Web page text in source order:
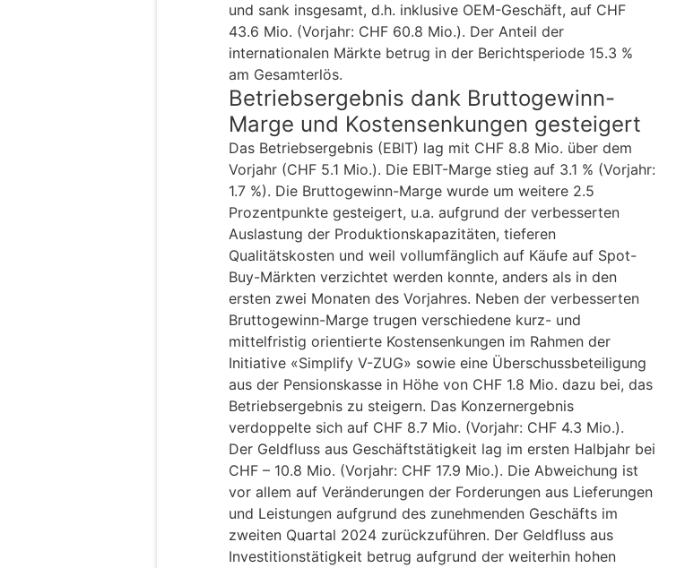
und sank insgesamt, d.h. inklusive OEM-Geschäft, auf CHF
43.6 Mio. (Vorjahr: CHF 60.8 Mio.). Der Anteil der
internationalen Märkte betrug in der Berichts­periode 15.3 %
am Gesamterlös.
Betriebsergebnis dank Bruttogewinn-
Marge und Kostensenkungen gesteigert
Das Betriebsergebnis (EBIT) lag mit CHF 8.8 Mio. über dem
Vorjahr (CHF 5.1 Mio.). Die EBIT-Marge stieg auf 3.1 % (Vorjahr:
1.7 %). Die Bruttogewinn-Marge wurde um weitere 2.5
Prozentpunkte gesteigert, u.a. aufgrund der verbesserten
Auslastung der Produktionskapazitäten, tieferen
Qualitätskosten und weil vollumfänglich auf Käufe auf Spot-
Buy-Märkten verzichtet werden konnte, anders als in den
ersten zwei Monaten des Vorjahres. Neben der verbesserten
Bruttogewinn-Marge trugen verschiedene kurz- und
mittelfristig orientierte Kostensenkungen im Rahmen der
Initiative «Simplify V-ZUG» sowie eine Überschussbeteiligung
aus der Pensionskasse in Höhe von CHF 1.8 Mio. dazu bei, das
Betriebsergebnis zu steigern. Das Konzernergebnis
verdoppelte sich auf CHF 8.7 Mio. (Vorjahr: CHF 4.3 Mio.).
Der Geldfluss aus Geschäftstätigkeit lag im ersten Halbjahr bei
CHF – 10.8 Mio. (Vorjahr: CHF 17.9 Mio.). Die Abweichung ist
vor allem auf Veränderungen der Forderungen aus Lieferungen
und Leistungen aufgrund des zunehmenden Geschäfts im
zweiten Quartal 2024 zurückzuführen. Der Geldfluss aus
Investitionstätigkeit betrug aufgrund der weiterhin hohen